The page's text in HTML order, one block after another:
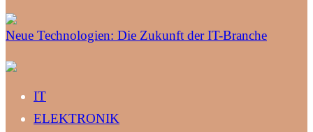
Neue Technologien: Die Zukunft der IT-Branche
IT
ELEKTRONIK